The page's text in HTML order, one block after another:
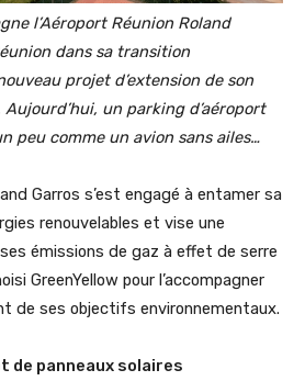
l’Aéroport Réunion Roland
dans sa transition
projet d’extension de son
un parking d’aéroport
peu comme un avion sans ailes…
Garros s’est engagé à entamer sa
renouvelables et vise une
émissions de gaz à effet de serre
GreenYellow pour l’accompagner
de ses objectifs environnementaux.
de panneaux solaires